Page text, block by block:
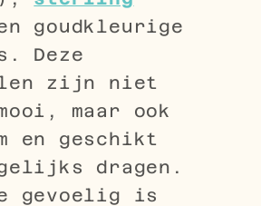
goudkleurige
Deze
zijn niet
maar ook
en geschikt
dragen.
gevoelig is